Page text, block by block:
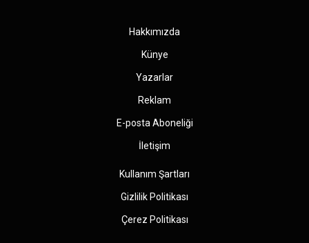
Hakkımızda
Künye
Yazarlar
Reklam
E-posta Aboneliği
İletişim
Kullanım Şartları
Gizlilik Politikası
Çerez Politikası